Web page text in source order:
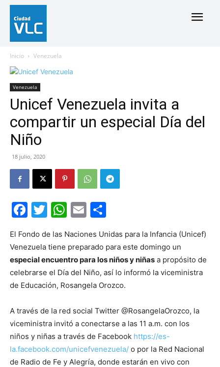
Inicio Venezuela
Venezuela
Unicef Venezuela invita a
compartir un especial Día del
Niño
18 julio, 2020
Facebook
Twitter
WhatsApp
Email
El Fondo de las Naciones Unidas para la Infancia (Unicef) ​
Venezuela tiene preparado para este domingo un
especial encuentro para los niños y niñas a propósito de
celebrarse el Día del Niño, así lo informó la viceministra
de Educación, Rosangela Orozco.
A través de la red social Twitter @RosangelaOrozco, la
viceministra invitó a conectarse a las 11 a.m. con los
niños y niñas a través de Facebook https://es-
la.facebook.com/unicefvenezuela/ o por la Red Nacional
de Radio de Fe y Alegría, donde estarán en vivo con